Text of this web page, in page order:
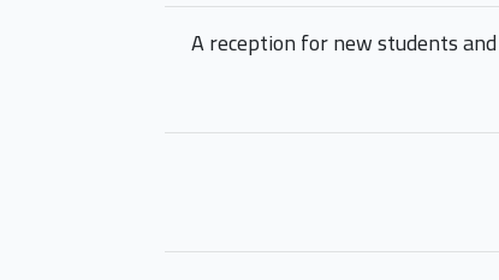
A reception for new students